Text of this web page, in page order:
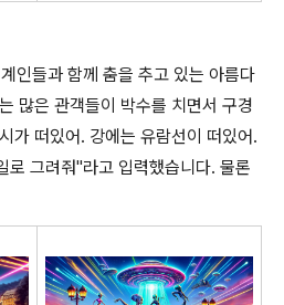
인들과 함께 춤을 추고 있는 아름다
많은 관객들이 박수를 치면서 구경
가 떠있어. 강에는 유람선이 떠있어.
로 그려줘"라고 입력했습니다. 물론